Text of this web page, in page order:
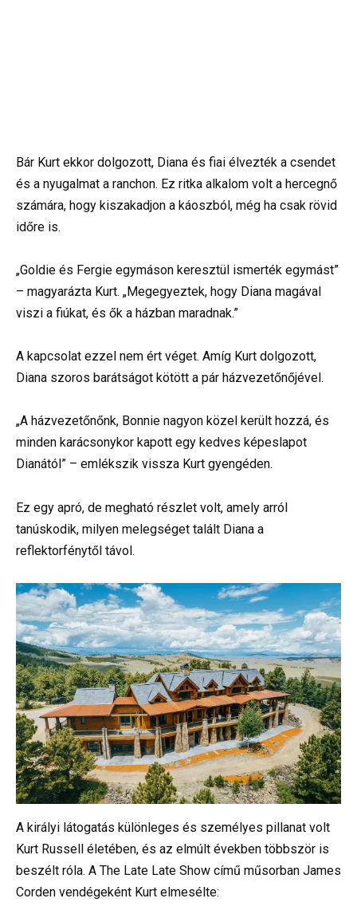
Bár Kurt ekkor dolgozott, Diana és fiai élvezték a csendet
és a nyugalmat a ranchon. Ez ritka alkalom volt a hercegnő
számára, hogy kiszakadjon a káoszból, még ha csak rövid
időre is.
„Goldie és Fergie egymáson keresztül ismerték egymást”
– magyarázta Kurt. „Megegyeztek, hogy Diana magával
viszi a fiúkat, és ők a házban maradnak.”
A kapcsolat ezzel nem ért véget. Amíg Kurt dolgozott,
Diana szoros barátságot kötött a pár házvezetőnőjével.
„A házvezetőnőnk, Bonnie nagyon közel került hozzá, és
minden karácsonykor kapott egy kedves képeslapot
Dianától” – emlékszik vissza Kurt gyengéden.
Ez egy apró, de megható részlet volt, amely arról
tanúskodik, milyen melegséget talált Diana a
reflektorfénytől távol.
A királyi látogatás különleges és személyes pillanat volt
Kurt Russell életében, és az elmúlt években többször is
beszélt róla. A The Late Late Show című műsorban James
Corden vendégeként Kurt elmesélte: